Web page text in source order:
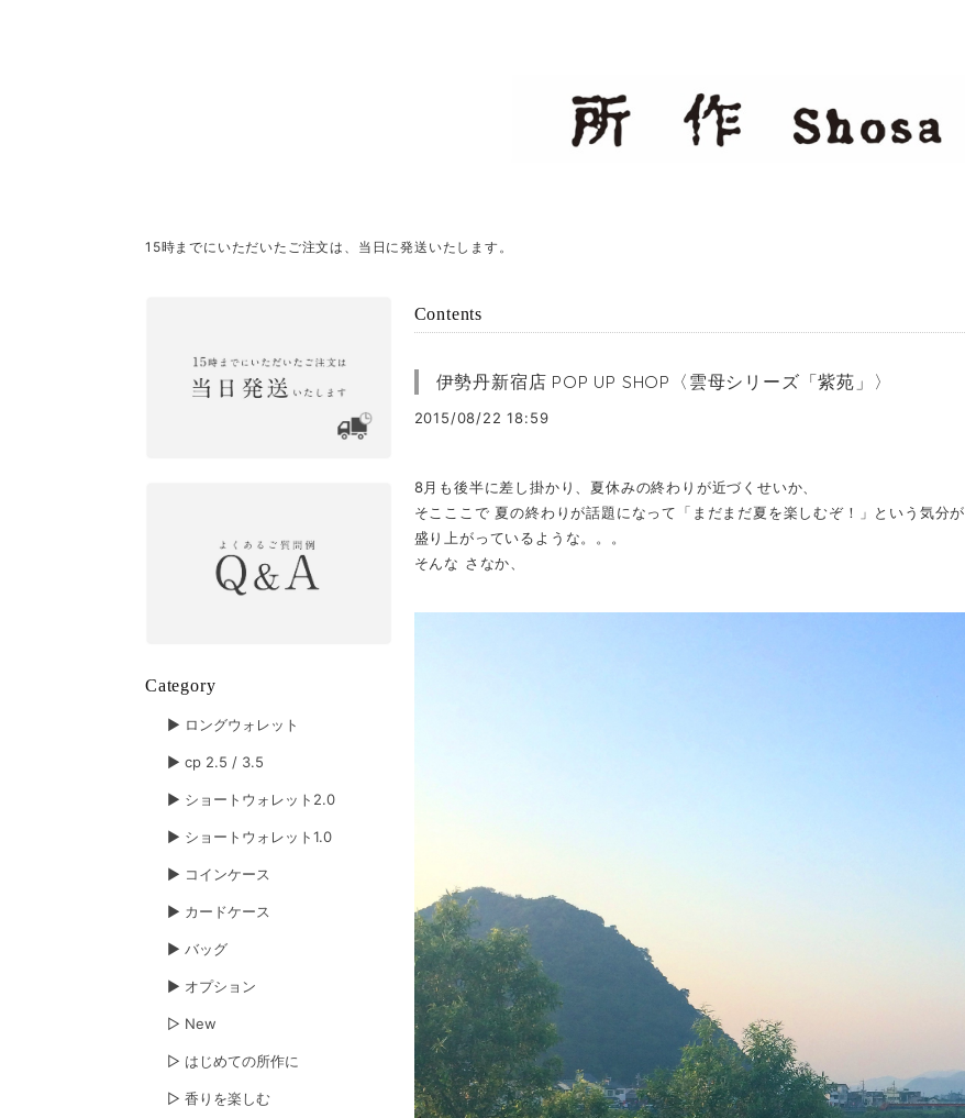
15時までにいただいたご注文は、当日に発送いたします。
Category
▶︎ ロングウォレット
▶︎ cp 2.5 / 3.5
▶︎ ショートウォレット2.0
▶︎ ショートウォレット1.0
▶︎ コインケース
▶︎ カードケース
▶︎ バッグ
▶︎ オプション
▷ New
▷ はじめての所作に
▷ 香りを楽しむ
Contents
伊勢丹新宿店 POP UP SHOP〈雲母シリーズ「紫苑」〉
2015/08/22 18:59
8月も後半に差し掛かり、夏休みの終わりが近づくせいか、
そこここで 夏の終わりが話題になって「まだまだ夏を楽しむぞ！」という気分が
盛り上がっているような。。。
そんな さなか、